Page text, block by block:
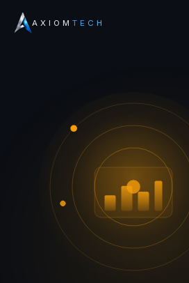
AXIOM TECH